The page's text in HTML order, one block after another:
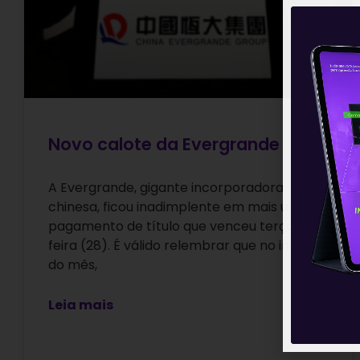
Novo calote da Evergrande
A Evergrande, gigante incorporadora
chinesa, ficou inadimplente em mais um
pagamento de título que venceu terça-
feira (28). É válido relembrar que no início
do mês,
Leia mais